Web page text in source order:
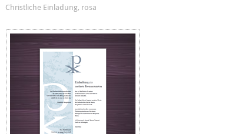
Christliche Einladung, rosa